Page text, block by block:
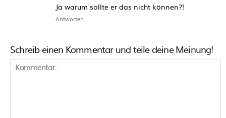
Ja warum sollte er das nicht können?!
Antworten
Schreib einen Kommentar und teile deine Meinung!